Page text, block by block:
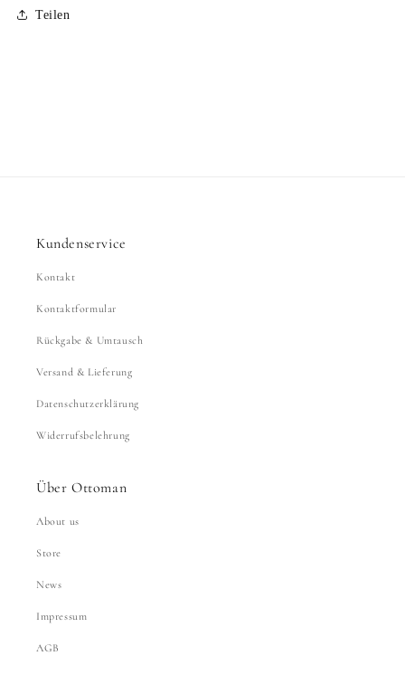
Teilen
Kundenservice
Kontakt
Kontaktformular
Rückgabe & Umtausch
Versand & Lieferung
Datenschutzerklärung
Widerrufsbelehrung
Über Ottoman
About us
Store
News
Impressum
AGB